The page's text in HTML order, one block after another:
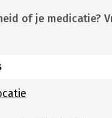
of je medicatie?